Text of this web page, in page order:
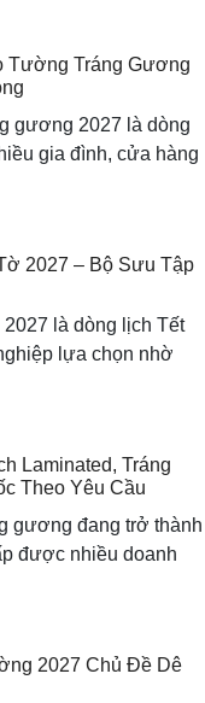
Tường Tráng Gương
gương 2027 là dòng
gia đình, cửa hàng
2027 – Bộ Sưu Tập
là dòng lịch Tết
lựa chọn nhờ
Laminated, Tráng
Theo Yêu Cầu
gương đang trở thành
được nhiều doanh
2027 Chủ Đề Dê